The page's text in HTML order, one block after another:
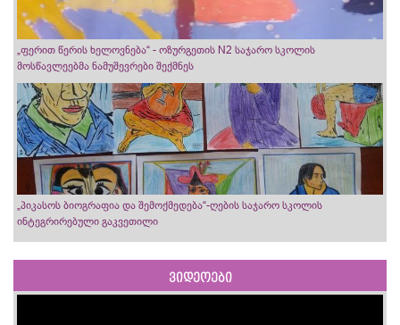
„ფერით წერის ხელოვნება“ - ოზურგეთის N2 საჯარო სკოლის
მოსწავლეებმა ნამუშევრები შექმნეს
„პიკასოს ბიოგრაფია და შემოქმედება“-ღების საჯარო სკოლის
ინტეგრირებული გაკვეთილი
ვიდეოები